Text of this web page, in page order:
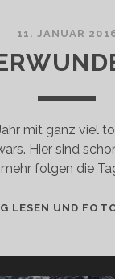
11. JANUAR
mit ganz viel
Hier sind
folgen die
LESEN UND